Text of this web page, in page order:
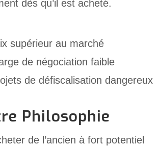
dès qu’il est acheté.
supérieur au marché
de négociation faible
de défiscalisation dangereux
Philosophie
de l’ancien à fort potentiel